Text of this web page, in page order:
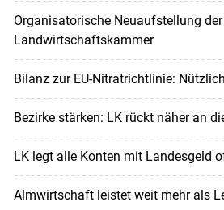
Organisatorische Neuaufstellung der
Landwirtschaftskammer
Bilanz zur EU-Nitratrichtlinie:
Bezirke stärken: LK rückt näher an
LK legt alle Konten mit Landesgeld
Almwirtschaft leistet weit mehr als